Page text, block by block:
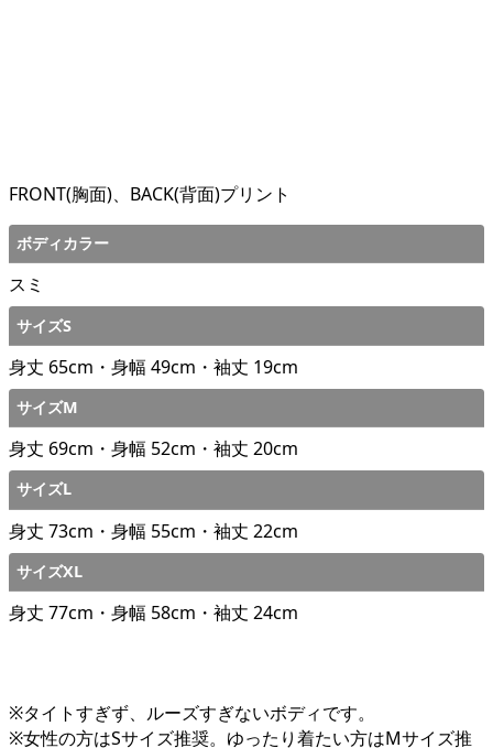
FRONT(胸面)、BACK(背面)プリント
ボディカラー
スミ
サイズS
身丈 65cm・身幅 49cm・袖丈 19cm
サイズM
身丈 69cm・身幅 52cm・袖丈 20cm
サイズL
身丈 73cm・身幅 55cm・袖丈 22cm
サイズXL
身丈 77cm・身幅 58cm・袖丈 24cm
※タイトすぎず、ルーズすぎないボディです。
※女性の方はSサイズ推奨。ゆったり着たい方はMサイズ推